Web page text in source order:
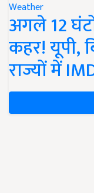
Weather
अगले 12
कहर! यूपी,
राज्यों में